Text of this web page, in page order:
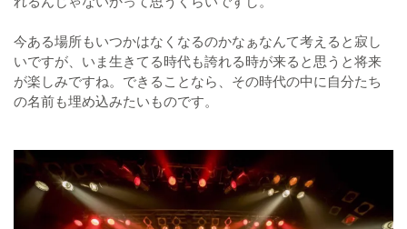
今ある場所もいつかはなくなるのかなぁなんて考えると寂し
いですが、いま生きてる時代も誇れる時が来ると思うと将来
が楽しみですね。できることなら、その時代の中に自分たち
の名前も埋め込みたいものです。